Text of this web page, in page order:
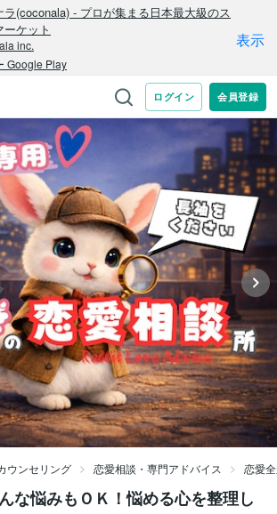
ウンセリング 恋愛相談・専門アドバイス 恋愛
な悩みもＯＫ！悩める心を整理し